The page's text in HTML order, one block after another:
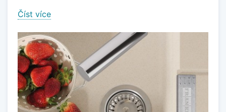
Číst více